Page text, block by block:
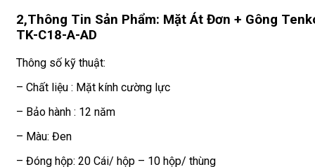
2,Thông Tin Sản Phẩm: Mặt Át Đơn + Gông
TK-C18-A-AD
Thông số kỹ thuật:
– Chất liệu : Mặt kính cường lực
– Bảo hành : 12 năm
– Màu: Đen
– Đóng hộp: 20 Cái/ hộp – 10 hộp/ thùng